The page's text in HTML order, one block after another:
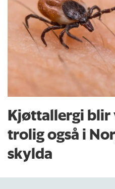
Kjøttallergi blir
trolig også i
skylda